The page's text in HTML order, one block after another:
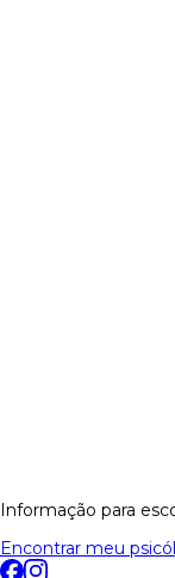
Informação para
Encontrar meu